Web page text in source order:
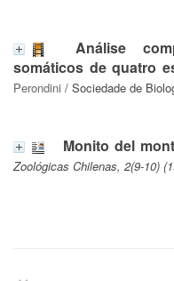
Análise
somáticos de quatro
Perondini / Sociedade de
Monito del
Zoológicas Chilenas, 2(9-10)